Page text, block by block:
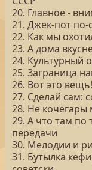
20. Главное -
21. Джек-пот по-
22. Как мы
23. А дома
24. Культурный
25. Заграница
26. Вот это
27. Сделай сам:
28. Не
29. А что там по
передачи
30. Мелодии и
31. Бутылка